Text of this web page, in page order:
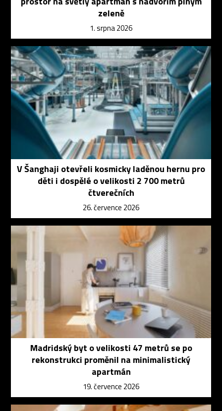
zeleně
1. srpna 2026
V Šanghaji otevřeli kosmicky laděnou hernu pro
děti i dospělé o velikosti 2 700 metrů
čtverečních
26. července 2026
Madridský byt o velikosti 47 metrů se po
rekonstrukci proměnil na minimalistický
apartmán
19. července 2026